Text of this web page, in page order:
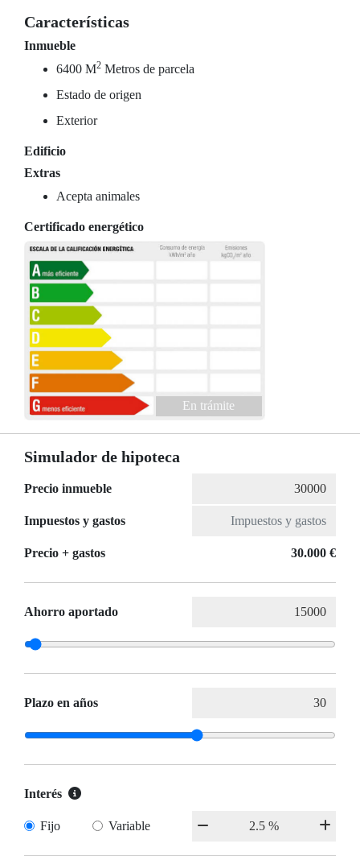
Características
Inmueble
6400 M2 Metros de parcela
Estado de origen
Exterior
Edificio
Extras
Acepta animales
Certificado energético
En trámite
Simulador de hipoteca
Precio inmueble
Impuestos y gastos
Precio + gastos 30.000 €
Ahorro aportado
Plazo en años
Interés
Fijo Variable